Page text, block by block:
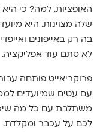
האופציות. למה? כי היא
שלה מצוינות. היא
בה רק באייפונים
לא סתם עוד אפליקציה.
פרוקריאייט פותחה
עם עטים שמיועדים
משתלבת עם כל מה
לכם על עכבר ומקלדת.